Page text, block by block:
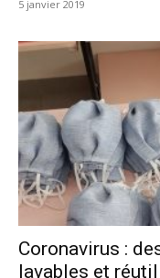
5 janvier 2019
Coronavirus :
lavables et